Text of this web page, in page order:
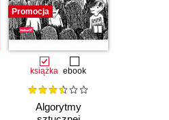
Promocja
książka ebook
Algorytmy